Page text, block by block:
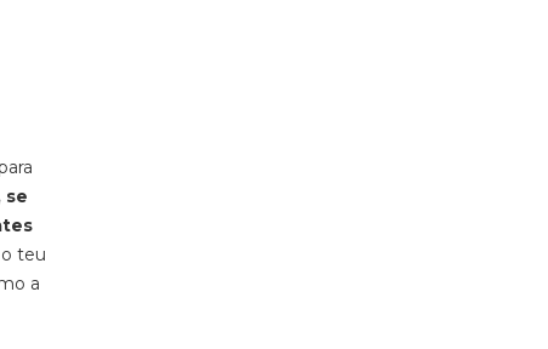
se
teu
a